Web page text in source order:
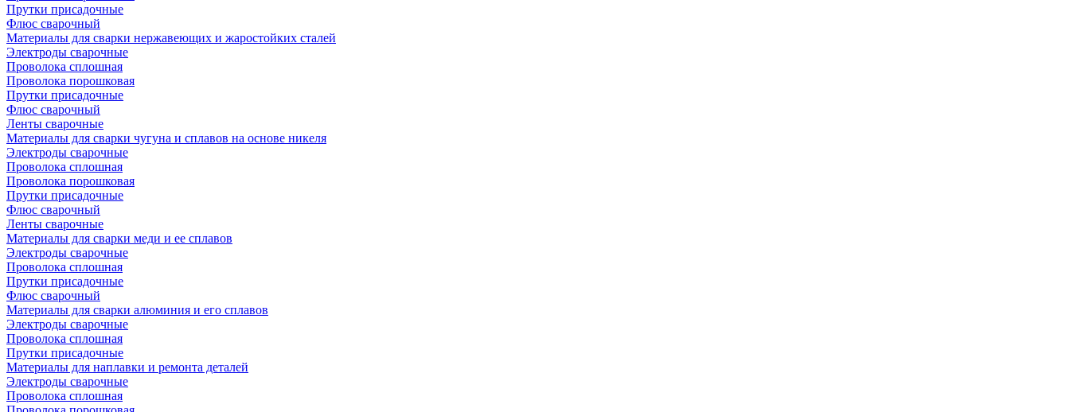
Прутки присадочные
Флюс сварочный
Материалы для сварки нержавеющих и жаростойких сталей
Электроды сварочные
Проволока сплошная
Проволока порошковая
Прутки присадочные
Флюс сварочный
Ленты сварочные
Материалы для сварки чугуна и сплавов на основе никеля
Электроды сварочные
Проволока сплошная
Проволока порошковая
Прутки присадочные
Флюс сварочный
Ленты сварочные
Материалы для сварки меди и ее сплавов
Электроды сварочные
Проволока сплошная
Прутки присадочные
Флюс сварочный
Материалы для сварки алюминия и его сплавов
Электроды сварочные
Проволока сплошная
Прутки присадочные
Материалы для наплавки и ремонта деталей
Электроды сварочные
Проволока сплошная